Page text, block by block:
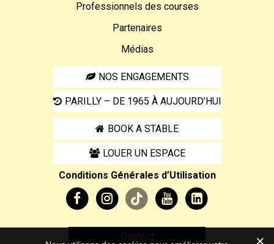
Professionnels des courses
Partenaires
Médias
NOS ENGAGEMENTS
PARILLY – DE 1965 À AUJOURD’HUI
BOOK A STABLE
LOUER UN ESPACE
Conditions Générales d’Utilisation
Contact